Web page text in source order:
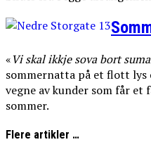
«Viskalikkjesovabort
sommernatta på et flott lys
vegne av kunder som får
sommer.
Flere artikler …